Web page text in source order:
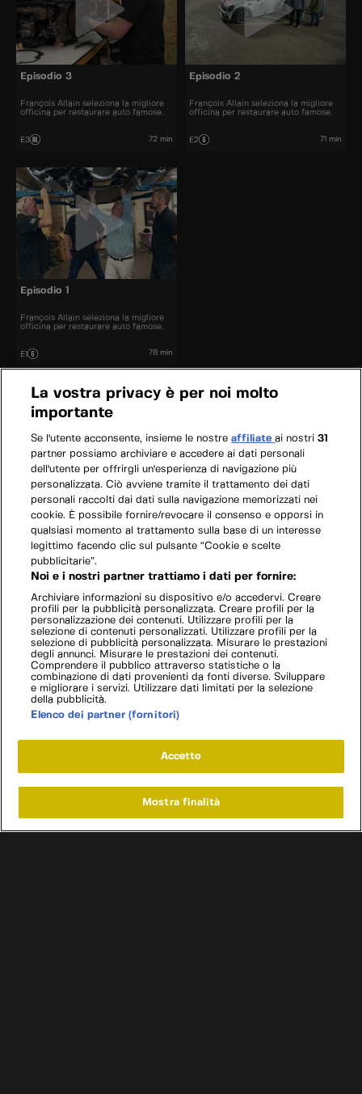
Episodio 3
François Allain seleziona la migliore
officina per restaurare auto famose.
E3 72 min
Episodio 2
François Allain seleziona la migliore
officina per restaurare auto famose.
E2 71 min
Episodio 1
François Allain seleziona la migliore
officina per restaurare auto famose.
E1 78 min
La vostra privacy è per noi molto
importante
Se l'utente acconsente, insieme le nostreaffiliateai nostri31
partner possiamo archiviare e accedere ai dati personali
dell'utente per offrirgli un'esperienza di navigazione più
personalizzata. Ciò avviene tramite il trattamento dei dati
personali raccolti dai dati sulla navigazione memorizzati nei
cookie. È possibile fornire/revocare il consenso e opporsi in
qualsiasi momento al trattamento sulla base di un interesse
legittimo facendo clic sul pulsante “Cookie e scelte
pubblicitarie”.
Noi e i nostri partner trattiamo i dati per fornire:
Archiviare informazioni su dispositivo e/o accedervi. Creare
profili per la pubblicità personalizzata. Creare profili per la
personalizzazione dei contenuti. Utilizzare profili per la
selezione di contenuti personalizzati. Utilizzare profili per la
selezione di pubblicità personalizzata. Misurare le prestazioni
degli annunci. Misurare le prestazioni dei contenuti.
Comprendere il pubblico attraverso statistiche o la
combinazione di dati provenienti da fonti diverse. Sviluppare
e migliorare i servizi. Utilizzare dati limitati per la selezione
della pubblicità.
Elenco dei partner (fornitori)
Accetto
Mostra finalità